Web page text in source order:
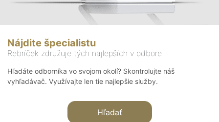
Nájdite špecialistu
Rebríček združuje tých najlepších v odbore
Hľadáte odborníka vo svojom okolí? Skontrolujte náš
vyhľadávač. Využívajte len tie najlepšie služby.
Hľadať